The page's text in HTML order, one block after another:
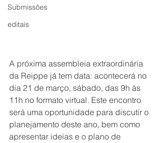
Submissões
editais
A próxima assembleia extraordinária
da Reippe já tem data: acontecerá no
dia 21 de março, sábado, das 9h às
11h no formato virtual. Este encontro
será uma oportunidade para discutir o
planejamento deste ano, bem como
apresentar ideias e o plano de